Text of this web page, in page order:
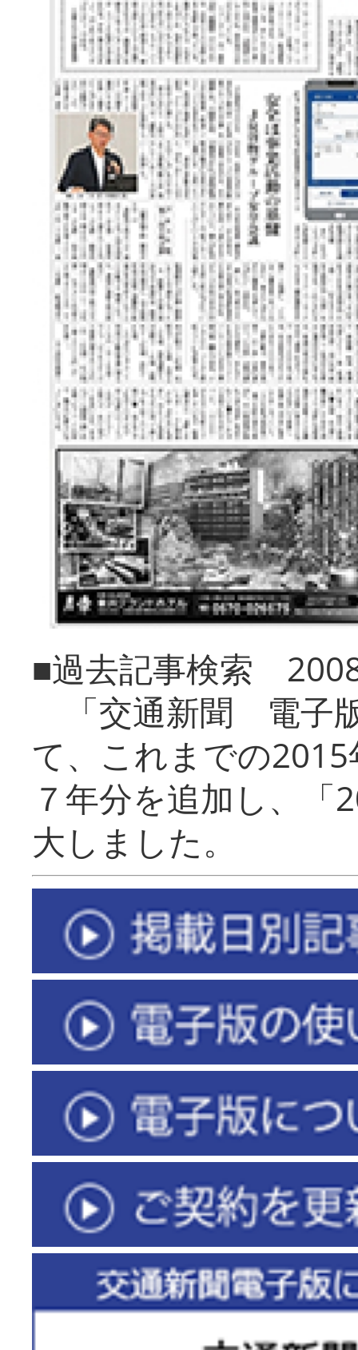
■過去記事検索
「交通新聞 電子
て、これまでの
７年分を追加し、「
大しまし